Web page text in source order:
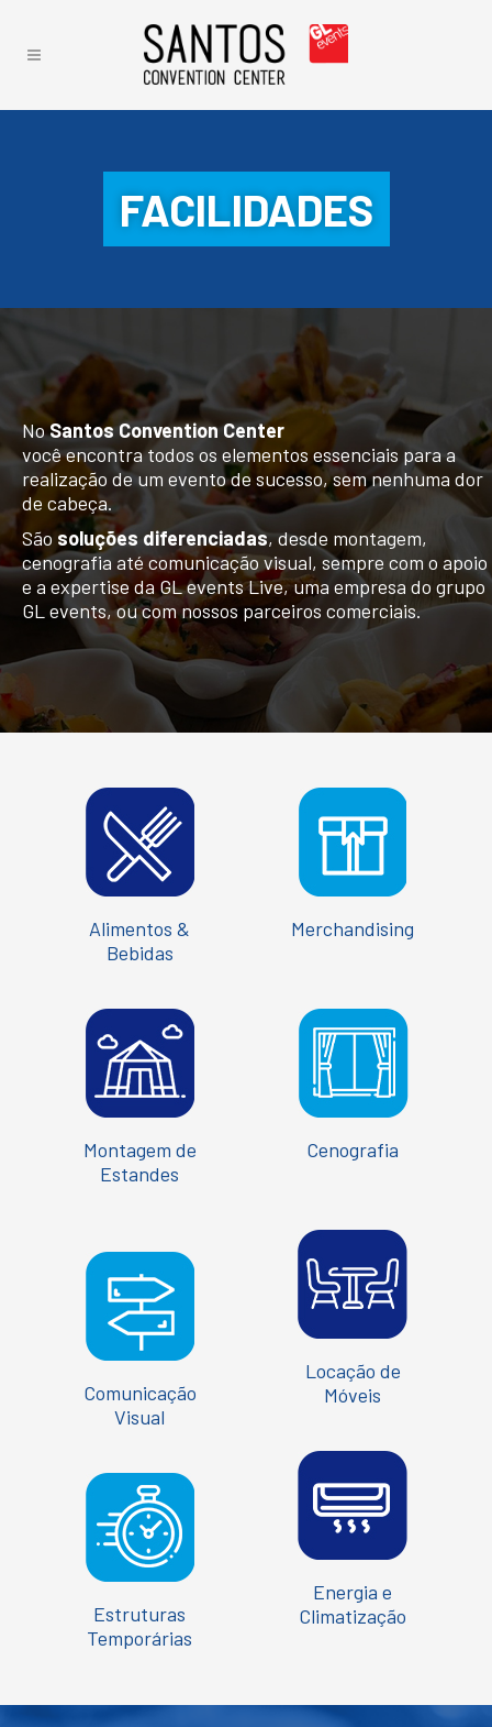
FACILIDADES
Alimentos &
Bebidas
Merchandising
Montagem de
Estandes
Cenografia
Comunicação
Visual
Locação de
Móveis
Estruturas
Temporárias
Energia e
Climatização
NoSantos Convention Center
você encontra todos os elementos essenciais para a
realização de um evento de sucesso, sem nenhuma dor
de cabeça.
São soluções diferenciadas, desde montagem,
cenografia até comunicação visual, sempre com o apoio
e a expertise da GL events Live, uma empresa do grupo
GL events, ou com nossos parceiros comerciais.